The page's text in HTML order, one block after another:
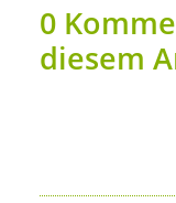
0
diesem